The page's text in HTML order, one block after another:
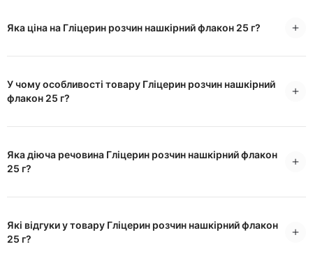
Яка ціна на Гліцерин розчин нашкірний флакон 25 г?
У чому особливості товару Гліцерин розчин нашкірний
флакон 25 г?
Яка діюча речовина Гліцерин розчин нашкірний флакон
25 г?
Які відгуки у товару Гліцерин розчин нашкірний флакон
25 г?